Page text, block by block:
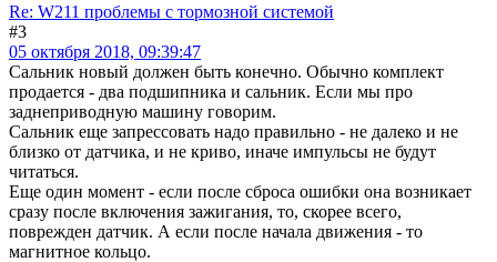
Re: W211 проблемы с тормозной системой
#3
05 октября 2018, 09:39:47
Сальник новый должен быть конечно. Обычно комплект
продается - два подшипника и сальник. Если мы про
заднеприводную машину говорим.
Сальник еще запрессовать надо правильно - не далеко и не
близко от датчика, и не криво, иначе импульсы не будут
читаться.
Еще один момент - если после сброса ошибки она возникает
сразу после включения зажигания, то, скорее всего,
поврежден датчик. А если после начала движения - то
магнитное кольцо.